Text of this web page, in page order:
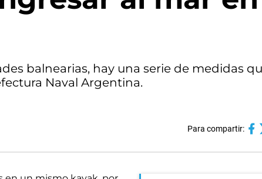
balnearias, hay una serie de medidas
Naval Argentina.
Para compartir: